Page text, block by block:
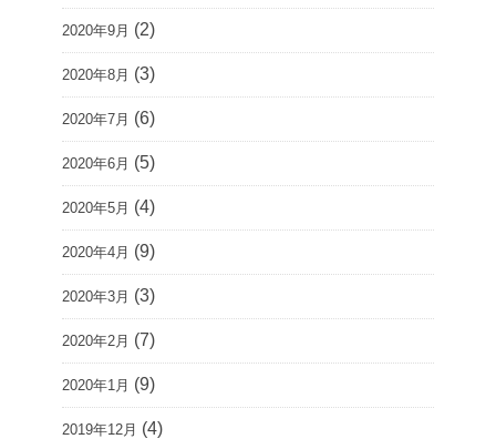
2020年9月 (2)
2020年8月 (3)
2020年7月 (6)
2020年6月 (5)
2020年5月 (4)
2020年4月 (9)
2020年3月 (3)
2020年2月 (7)
2020年1月 (9)
2019年12月 (4)